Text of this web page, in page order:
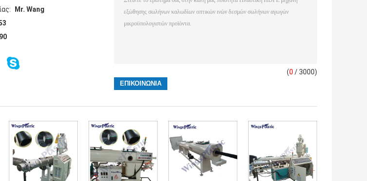
Mr. Wang
(0 / 3000)